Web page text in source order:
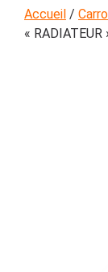
Accueil /
« RADIATEUR